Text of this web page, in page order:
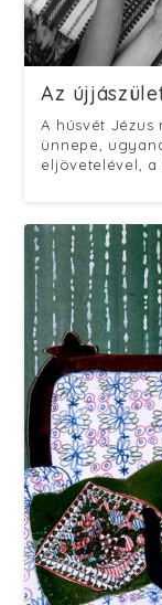
Az
A húsvét
ünnepe,
eljövetelével, a